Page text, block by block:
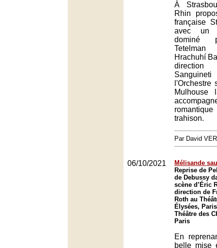
À
Rhin
française
avec un
dominé
Hrachuhí
l'Orchestre
Mulhouse
trahison.
Par David
06/10/2021
Mélisande
Reprise de
de Debussy
scène d’Éric
direction de
Roth au
Élysées,
Théâtre des
Paris
En
belle mise